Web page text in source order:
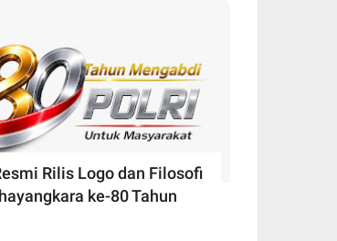
Rilis Logo dan Filosofi
ke-80 Tahun